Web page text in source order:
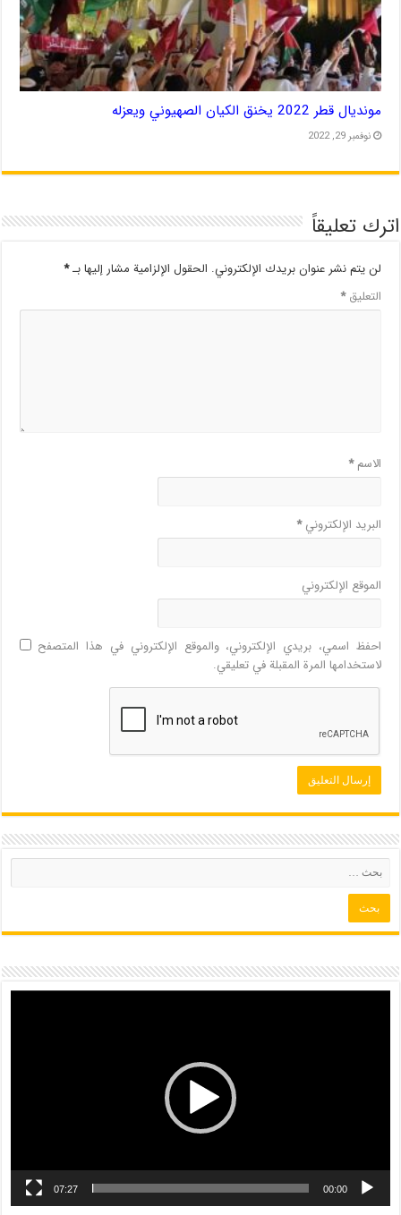
مونديال قطر 2022 يخنق الكيان الصهيوني ويعزله
نوفمبر 29, 2022
اترك تعليقاً
لن يتم نشر عنوان بريدك الإلكتروني. الحقول الإلزامية مشار إليها بـ*
التعليق*
الاسم*
البريد الإلكتروني*
الموقع الإلكتروني
احفظ اسمي، بريدي الإلكتروني، والموقع الإلكتروني في هذا المتصفح
لاستخدامها المرة المقبلة في تعليقي.
00:00
07:27